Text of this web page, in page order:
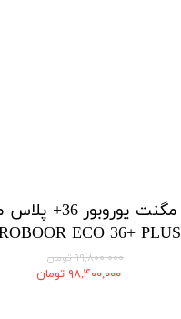
دریل مگنت
ECO 36+ PLUS
۹۹,۸۰۰,۰۰۰ تومان
۹۸,۴۰۰,۰۰۰ تومان